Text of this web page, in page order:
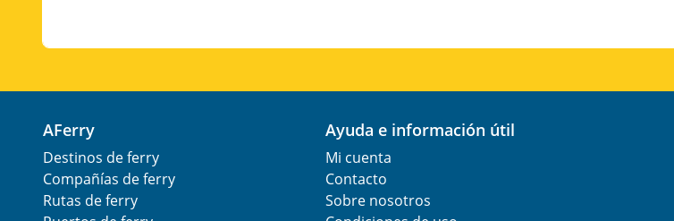
AFerry
Destinos de ferry
Compañías de ferry
Rutas de ferry
Ayuda e información útil
Mi cuenta
Contacto
Sobre nosotros